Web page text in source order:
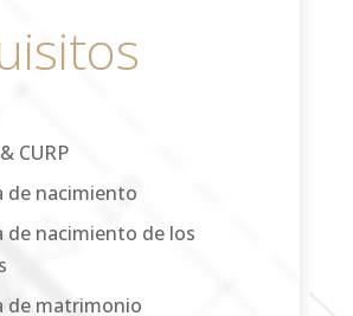
CURP
de nacimiento
de nacimiento de los
de matrimonio